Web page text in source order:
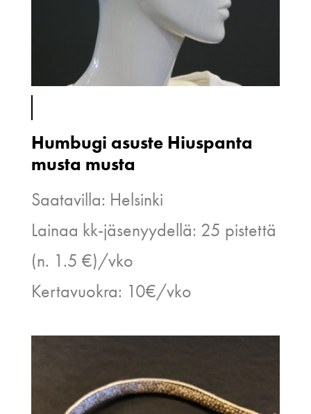
Humbugi asuste Hiuspanta
musta musta
Saatavilla: Helsinki
Lainaa kk-jäsenyydellä: 25 pistettä
(n. 1.5 €)/vko
Kertavuokra: 10€/vko